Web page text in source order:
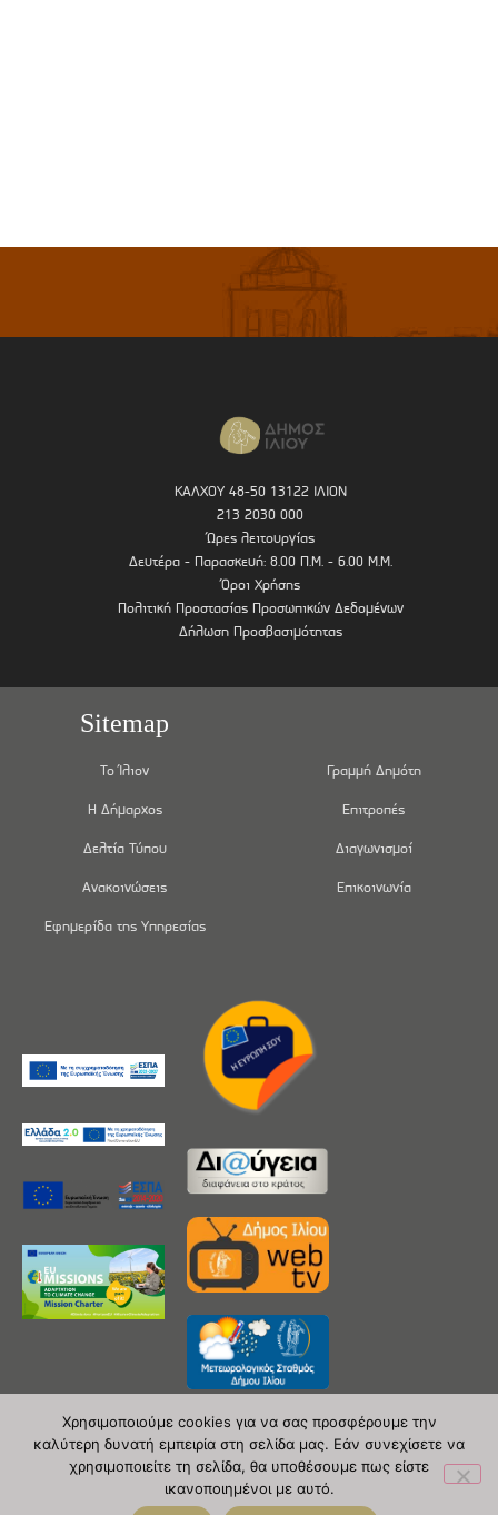
ΚΑΛΧΟΥ 48-50 13122 ΙΛΙΟΝ
213 2030 000
Ώρες λειτουργίας
Δευτέρα - Παρασκευή: 8.00 Π.Μ. - 6.00 Μ.Μ.
Όροι Χρήσης
Πολιτική Προστασίας Προσωπικών Δεδομένων
Δήλωση Προσβασιμότητας
Sitemap
Το Ίλιον
Η Δήμαρχος
Δελτία Τύπου
Ανακοινώσεις
Εφημερίδα της Υπηρεσίας
Γραμμή Δημότη
Επιτροπές
Διαγωνισμοί
Επικοινωνία
Copyright 2020 © Δήμος Ιλίου
Χρησιμοποιούμε cookies για να σας προσφέρουμε την
καλύτερη δυνατή εμπειρία στη σελίδα μας. Εάν συνεχίσετε να
χρησιμοποιείτε τη σελίδα, θα υποθέσουμε πως είστε
ικανοποιημένοι με αυτό.